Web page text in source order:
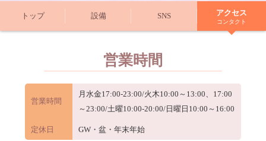
トップ 設備 SNS アクセス
コンタクト
営業時間
営業時間
月水金17:00-23:00/火木10:00～13:00、17:00
～23:00/土曜10:00-20:00/日曜日10:00～16:00
定休日 GW・盆・年末年始